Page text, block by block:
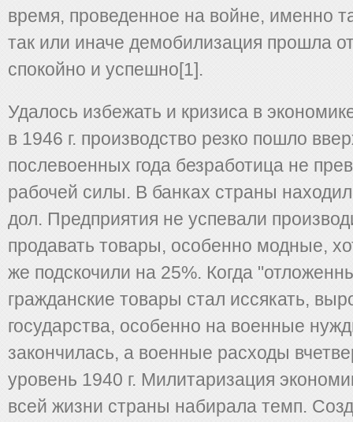
время, проведенное на войне, именно
так или иначе демобилизация прошла
спокойно и успешно[1].
Удалось избежать и кризиса в
в 1946 г. производство резко пошло
послевоенных года безработица не
рабочей силы. В банках страны
дол. Предприятия не успевали
продавать товары, особенно модные,
же подскочили на 25%. Когда
гражданские товары стал иссякать,
государства, особенно на военные
закончилась, а военные расходы
уровень 1940 г. Милитаризация
всей жизни страны набирала темп.